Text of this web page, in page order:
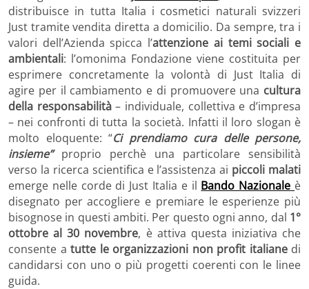
distribuisce in tutta Italia i cosmetici naturali svizzeri
Just tramite vendita diretta a domicilio. Da sempre, tra i
valori dell’Azienda spicca l’attenzione ai temi sociali e
ambientali: l’omonima Fondazione viene costituita per
esprimere concretamente la volontà di Just Italia di
agire per il cambiamento e di promuovere una cultura
della responsabilità– individuale, collettiva e d’impresa
– nei confronti di tutta la società. Infatti il loro slogan è
molto eloquente: “Ci prendiamo cura delle persone,
insieme” proprio perchè una particolare sensibilità
verso la ricerca scientifica e l’assistenza ai piccoli malati
emerge nelle corde di Just Italia e il Bando Nazionale è
disegnato per accogliere e premiare le esperienze più
bisognose in questi ambiti. Per questo ogni anno, dal 1°
ottobre al 30 novembre, è attiva questa iniziativa che
consente a tutte le organizzazioni non profit italianedi
candidarsi con uno o più progetti coerenti con le linee
guida.